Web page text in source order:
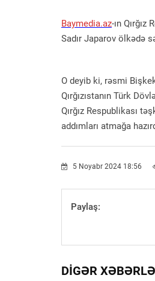
Baymedia.az-ın
Sadır Japarov ölkədə
O deyib ki, rəsmi
Qırğızıstanın Türk
Qırğız Respublikası
addımları atmağa
5 Noyabr 2024 18:56
Paylaş:
DIGƏR